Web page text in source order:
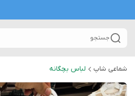
جستجو
شماعی شاپ لباس بچگانه